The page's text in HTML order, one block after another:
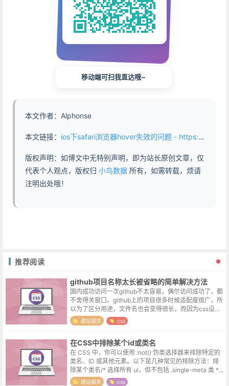
移动端可扫我直达哦~
本文作者：Alphonse
本文链接： ios下safari浏览器hover失效的问题 - https://www.abddb.com/hover_is_not_wordking_in_ios_safari.html
版权声明：如博文中无特别声明，即为站长原创文章，仅
代表个人观点，版权归 小鸟数据 所有，如需转载，烦请
注明出处哦！
推荐阅读
github项目名称太长被省略的简单解决方法
国内成功访问一次github不太容易，偶尔访问成功了，都
不舍得关窗口。github上的项目很多时候适配度很广，所
以为了区分用途，文件名也会变得很长，而因为css设置
单行显示的原因，过长的文件名会被省略，这对需要看名
字来区分下载项目的用...
建站相关 css
在CSS中排除某个id或类名
在 CSS 中，你可以使用 :not() 伪类选择器来排除特定的
类名、ID 或其他元素。以下是几种常见的排除方法：排
除某个类名/* 选择所有 ul，但不包括 .single-meta 类 */
ul:not(.single-meta)...
建站相关 css